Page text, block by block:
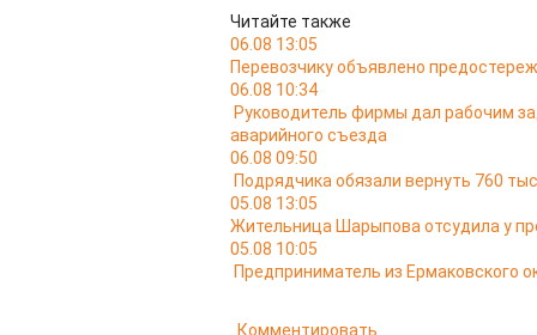
Читайте также
06.08 13:05
Перевозчику объявлено
06.08 10:34
Руководитель фирмы дал рабочим
аварийного съезда
06.08 09:50
Подрядчика обязали вернуть 760
05.08 13:05
Жительница Шарыпова отсудила у
05.08 10:05
Предприниматель из Ермаковского
Комментировать